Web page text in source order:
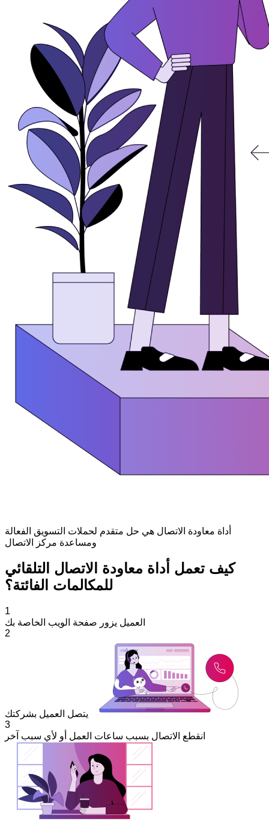
أداة معاودة الاتصال هي حل متقدم لحملات التسويق الفعالة
ومساعدة مركز الاتصال
كيف تعمل أداة معاودة الاتصال التلقائي
للمكالمات الفائتة؟
1
العميل يزور صفحة الويب الخاصة بك
2
3
انقطع الاتصال بسبب ساعات العمل أو لأي سبب آخر